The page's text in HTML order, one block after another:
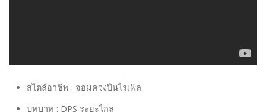
สไตล์อาชีพ : จอมควงปืนไรเฟิล
บทบาท : DPS ระยะไกล